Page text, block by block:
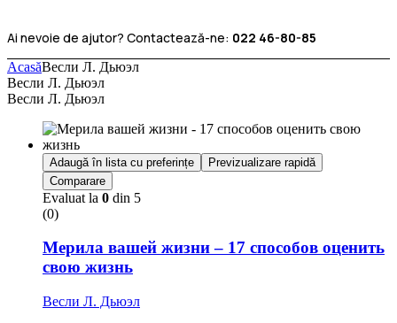
Ai nevoie de ajutor? Contactează-ne: 022 46-80-85
AcasăВесли Л. Дьюэл
Весли Л. Дьюэл
Весли Л. Дьюэл
Adaugă în lista cu preferințe
Previzualizare rapidă
Comparare
Evaluat la 0 din 5
(0)
Мерила вашей жизни – 17 способов оценить
свою жизнь
Весли Л. Дьюэл